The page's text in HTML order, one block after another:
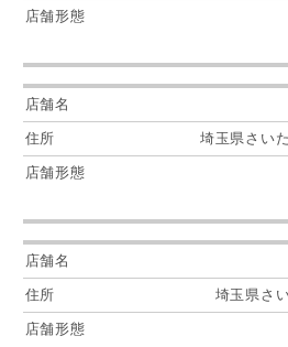
埼玉県さい
埼玉県さ